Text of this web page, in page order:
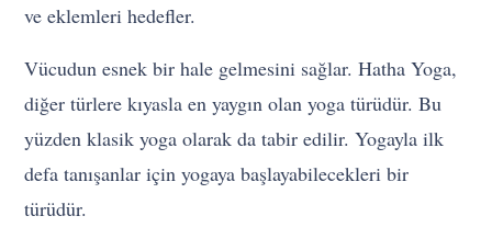
ve eklemleri hedefler.
Vücudun esnek bir hale gelmesini sağlar. Hatha Yoga,
diğer türlere kıyasla en yaygın olan yoga türüdür. Bu
yüzden klasik yoga olarak da tabir edilir. Yogayla ilk
defa tanışanlar için yogaya başlayabilecekleri bir
türüdür.